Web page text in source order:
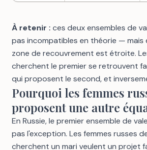
À retenir : ces deux ensembles de
pas incompatibles en théorie — mais
zone de recouvrement est étroite.
cherchent le premier se retrouvent
qui proposent le second, et
Pourquoi les femmes
proposent une autre
En Russie, le premier ensemble de
pas l'exception. Les femmes russes
cherchent un mari veulent un projet